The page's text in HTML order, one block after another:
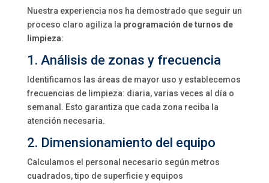
Nuestra experiencia nos ha demostrado que seguir un
proceso claro agiliza la programación de turnos de
limpieza:
1. Análisis de zonas y frecuencia
Identificamos las áreas de mayor uso y establecemos
frecuencias de limpieza: diaria, varias veces al día o
semanal. Esto garantiza que cada zona reciba la
atención necesaria.
2. Dimensionamiento del equipo
Calculamos el personal necesario según metros
cuadrados, tipo de superficie y equipos